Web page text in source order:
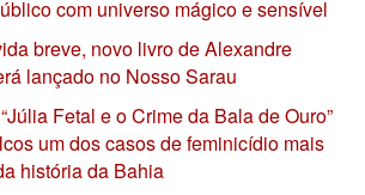
com universo mágico e sensível
breve, novo livro de Alexandre
lançado no Nosso Sarau
Fetal e o Crime da Bala de Ouro”
um dos casos de feminicídio mais
história da Bahia